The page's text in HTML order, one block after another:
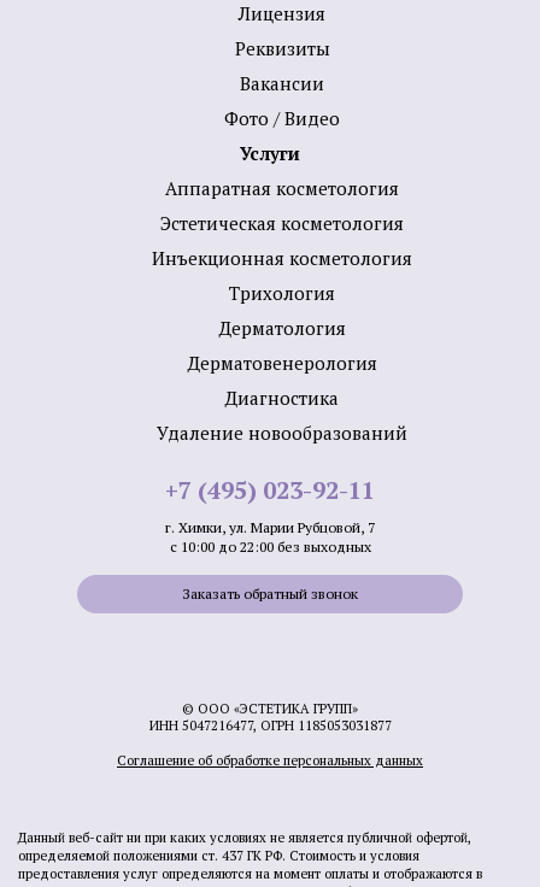
Лицензия
Реквизиты
Вакансии
Фото / Видео
Услуги
Аппаратная косметология
Эстетическая косметология
Инъекционная косметология
Трихология
Дермато­логия
Дерматовенерология
Диагностика
Удаление новообразований
+7 (495) 023-92-11
г. Химки, ул. Марии Рубцовой, 7
с 10:00 до 22:00 без выходных
Заказать обратный звонок
© ООО «ЭСТЕТИКА ГРУПП»
ИНН 5047216477, ОГРН 1185053031877
Соглашение об обработке персональных данных
Данный веб-сайт ни при каких условиях не является публичной офертой,
определяемой положениями ст. 437 ГК РФ. Стоимость и условия
предоставления услуг определяются на момент оплаты и отображаются в